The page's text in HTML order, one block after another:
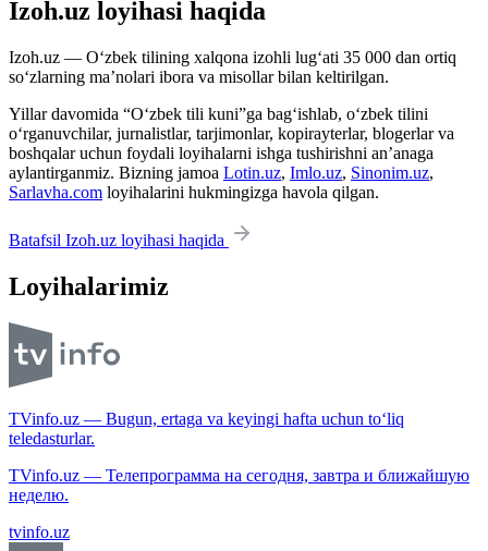
Izoh.uz loyihasi haqida
Izoh.uz — O‘zbek tilining xalqona izohli lug‘ati 35 000 dan ortiq
so‘zlarning ma’nolari ibora va misollar bilan keltirilgan.
Yillar davomida “O‘zbek tili kuni”ga bag‘ishlab, o‘zbek tilini
o‘rganuvchilar, jurnalistlar, tarjimonlar, kopirayterlar, blogerlar va
boshqalar uchun foydali loyihalarni ishga tushirishni an’anaga
aylantirganmiz. Bizning jamoa Lotin.uz, Imlo.uz, Sinonim.uz,
Sarlavha.com loyihalarini hukmingizga havola qilgan.
Batafsil Izoh.uz loyihasi haqida
Loyihalarimiz
TVinfo.uz — Bugun, ertaga va keyingi hafta uchun to‘liq
teledasturlar.
TVinfo.uz — Телепрограмма на сегодня, завтра и ближайшую
неделю.
tvinfo.uz